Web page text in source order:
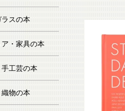
スの本
・家具の本
工芸の本
物の本